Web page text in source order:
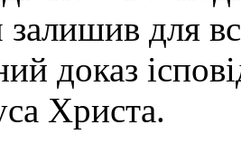
для
доказ
Христа.